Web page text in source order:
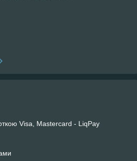
Visa, Mastercard - LiqPay